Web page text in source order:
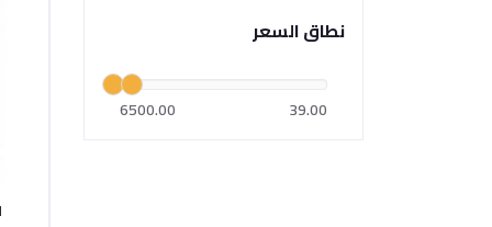
نطاق السعر
39.00
6500.00